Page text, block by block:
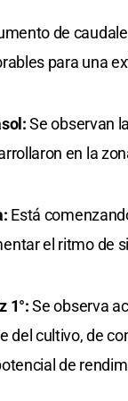
de
para una
Se observan
en la
Está
el ritmo de
1°:Se observa
del cultivo, de
de